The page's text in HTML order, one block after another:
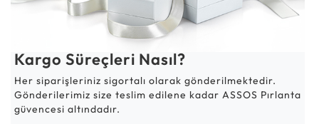
Kargo Süreçleri Nasıl?
Her siparişleriniz sigortalı olarak gönderilmektedir.
Gönderilerimiz size teslim edilene kadar ASSOS Pırlanta
güvencesi altındadır.